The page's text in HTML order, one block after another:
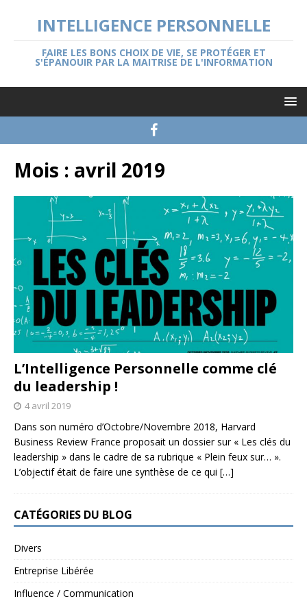
INTELLIGENCE PERSONNELLE
FAIRE LES BONS CHOIX DE VIE, SE PROTÉGER ET
S'ÉPANOUIR PAR LA MAITRISE DE L'INFORMATION
Mois : avril 2019
L’Intelligence Personnelle comme clé
du leadership !
4 avril 2019
Dans son numéro d’Octobre/Novembre 2018, Harvard
Business Review France proposait un dossier sur « Les clés du
leadership » dans le cadre de sa rubrique « Plein feux sur… ».
L’objectif était de faire une synthèse de ce qui […]
CATÉGORIES DU BLOG
Divers
Entreprise Libérée
Influence / Communication